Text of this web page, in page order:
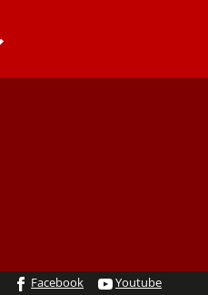
Facebook Youtube